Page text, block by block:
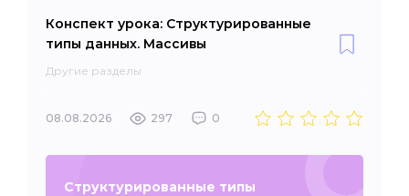
Конспект урока: Структурированные
типы данных. Массивы
Другие разделы
08.08.2026 297 0
Структурированные типы